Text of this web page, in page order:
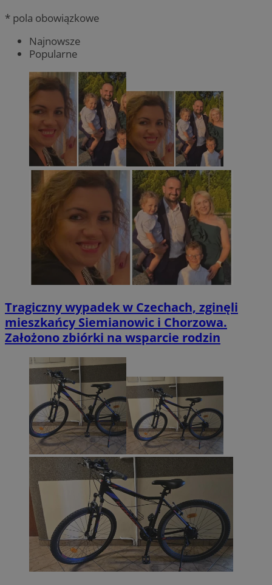
* pola obowiązkowe
Najnowsze
Popularne
Tragiczny wypadek w Czechach, zginęli
mieszkańcy Siemianowic i Chorzowa.
Założono zbiórki na wsparcie rodzin